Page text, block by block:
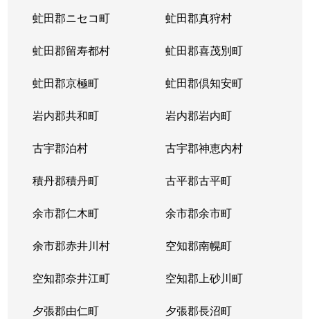
虻田郡ニセコ町 虻田郡真狩村
虻田郡留寿都村 虻田郡喜茂別町
虻田郡京極町 虻田郡倶知安町
岩内郡共和町 岩内郡岩内町
古宇郡泊村 古宇郡神恵内村
積丹郡積丹町 古平郡古平町
余市郡仁木町 余市郡余市町
余市郡赤井川村 空知郡南幌町
空知郡奈井江町 空知郡上砂川町
夕張郡由仁町 夕張郡長沼町